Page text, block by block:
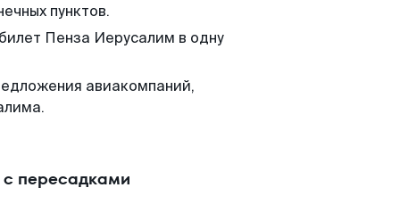
пунктов.
Пенза Иерусалим в одну
авиакомпаний,
пересадками